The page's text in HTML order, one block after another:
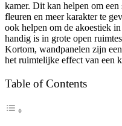
kamer. Dit kan helpen om
fleuren en meer karakter te
ook helpen om de akoestiek
handig is in grote open
Kortom, wandpanelen zijn
het ruimtelijke effect van een
Table of Contents